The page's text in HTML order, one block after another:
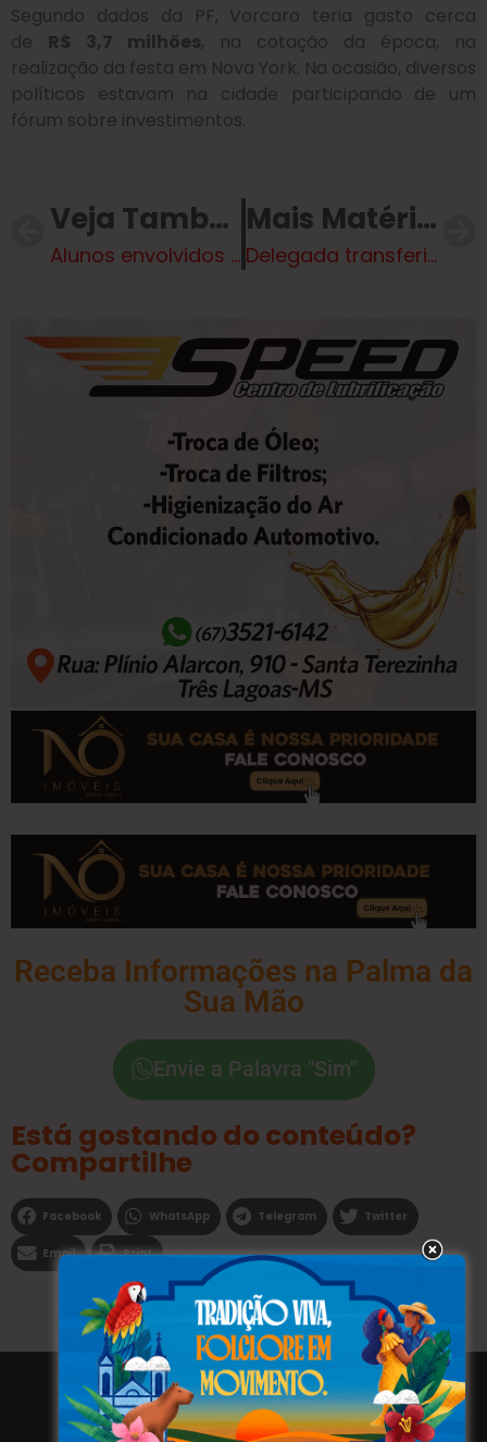
Segundo dados da PF, Vorcaro teria gasto cerca
de R$ 3,7 milhões, na cotação da época, na
realização da festa em Nova York. Na ocasião, diversos
políticos estavam na cidade participando de um
fórum sobre investimentos.
Veja Também
Alunos envolvidos em caso de vidro no copo de água de professora são suspensos
Mais Matérias
Delegada transferiu R$ 1 milhão para argentino que fingia ser herdeiro árabe. Veja vídeo
Receba Informações na Palma da
Sua Mão
Envie a Palavra "Sim"
Está gostando do conteúdo?
Compartilhe
Facebook WhatsApp Telegram Twitter
Email Print
Todos os direitos reservados a WEBFAVORITA.COM.BR